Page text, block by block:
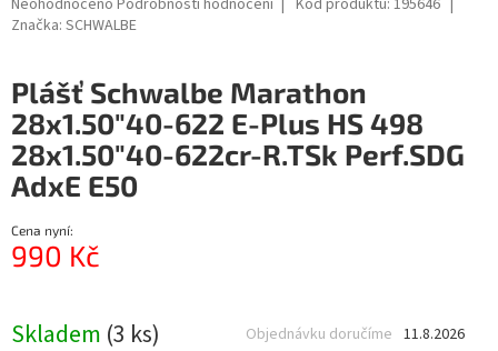
hodnocení
0,0
z
5
hvězdiček.
Neohodnoceno Podrobnosti hodnocení Kód produktu: 195646
Značka: SCHWALBE
Plášť Schwalbe Marathon
28x1.50"40-622 E-Plus HS 498
28x1.50"40-622cr-R.TSk Perf.SDG
AdxE E50
Cena nyní:
990 Kč
Skladem (3 ks) 11.8.2026
Objednávku doručíme